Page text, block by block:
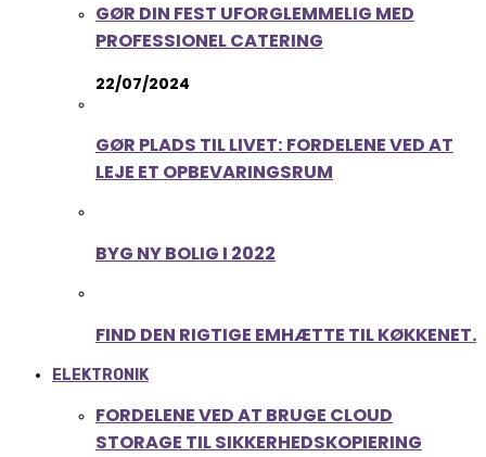
GØR DIN FEST UFORGLEMMELIG MED
PROFESSIONEL CATERING
22/07/2024
GØR PLADS TIL LIVET: FORDELENE VED AT
LEJE ET OPBEVARINGSRUM
BYG NY BOLIG I 2022
FIND DEN RIGTIGE EMHÆTTE TIL KØKKENET.
ELEKTRONIK
FORDELENE VED AT BRUGE CLOUD
STORAGE TIL SIKKERHEDSKOPIERING